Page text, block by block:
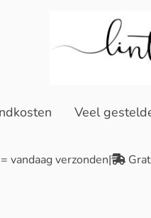
Veel
vandaag verzonden|